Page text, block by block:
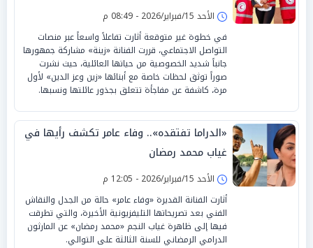
الأحد 15/فبراير/2026 - 08:49 م
في خطوة غير متوقعة أثارت تفاعلاً واسعاً عبر منصات
التواصل الاجتماعي، قررت الفنانة «زينة» مشاركة جمهورها
جانباً شديد الخصوصية من حياتها العائلية، حيث نشرت
صوراً توثق لحظات خاصة مع أبنائها «زين وعز الدين» لأول
مرة، كاشفة عن مفاجأة تتعلق بجذور عائلتها ونسبها.
«الدراما تفتقده».. وفاء عامر تكشف رأيها في
غياب محمد رمضان
الأحد 15/فبراير/2026 - 12:05 م
أثارت الفنانة القديرة «وفاء عامر» حالة من الجدل والنقاش
الفني بعد تصريحاتها التليفزيونية الأخيرة، والتي تطرقت
فيها إلى ظاهرة غياب النجم «محمد رمضان» عن المارثون
الدرامي الرمضاني للسنة الثالثة على التوالي.